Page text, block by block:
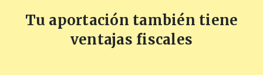
Tu aportación también tiene
ventajas fiscales